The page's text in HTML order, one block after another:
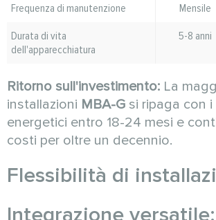
Frequenza di manutenzione
Mensile
Durata di vita
dell'apparecchiatura
5-8 anni
Ritorno sull'investimento: La
installazioni MBA-G si ripaga con i
energetici entro 18-24 mesi e
costi per oltre un decennio.
Flessibilità di
Integrazione versatile: